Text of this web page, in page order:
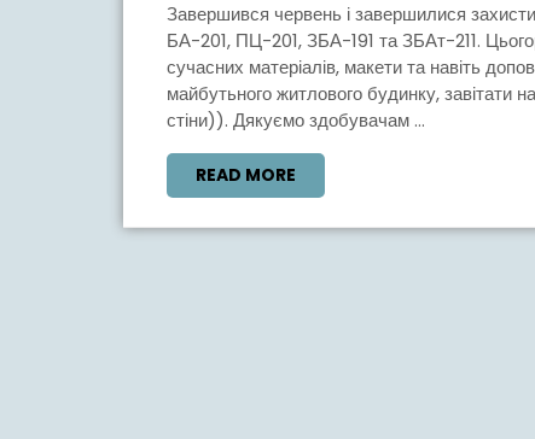
Завершився червень і завершилися захисти кваліфікаційних робіт бакалаврів здобувачів груп
БА-201, ПЦ-201, ЗБА-191 та ЗБАт-211.
сучасних матеріалів, макети та навіть
майбутьного житлового будинку, завітати
стіни)). Дякуємо здобувачам ...
READ MORE
MORE